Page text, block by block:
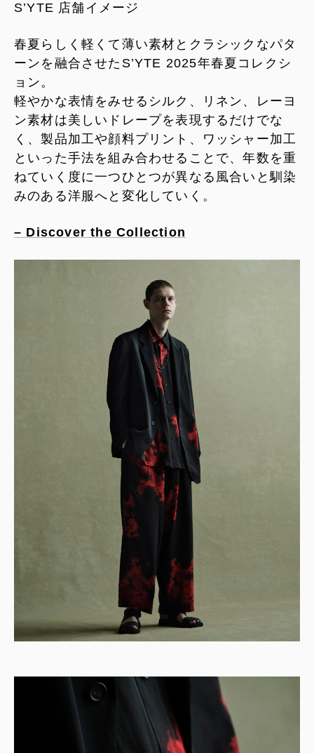
S’YTE 店舗イメージ
春夏らしく軽くて薄い素材とクラシックなパタ
ーンを融合させたS’YTE 2025年春夏コレクシ
ョン。
軽やかな表情をみせるシルク、リネン、レーヨ
ン素材は美しいドレープを表現するだけでな
く、製品加工や顔料プリント、ワッシャー加工
といった手法を組み合わせることで、年数を重
ねていく度に一つひとつが異なる風合いと馴染
みのある洋服へと変化していく。
– Discover the Collection